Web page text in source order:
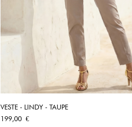
VESTE - LINDY - TAUPE
Prix
199,00 €